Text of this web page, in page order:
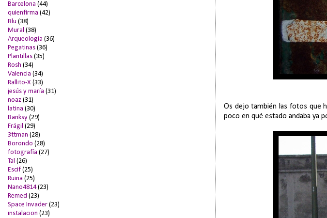
Os dejo también las fotos que
poco en qué estado andaba ya
Barcelona (44)
quienfirma (42)
Blu (38)
Mural (38)
Arqueología (36)
Pegatinas (36)
Plantillas (35)
Rosh (34)
Valencia (34)
Rallito-X (33)
jesús y maría (31)
noaz (31)
latina (30)
Banksy (29)
Frágil (29)
3ttman (28)
Borondo (28)
fotografía (27)
Tal (26)
Escif (25)
Ruina (25)
Nano4814 (23)
Remed (23)
Space Invader (23)
instalacion (23)